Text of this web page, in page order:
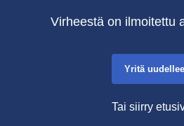
Virheestä on ilmoitettu
Yritä
Tai siirry